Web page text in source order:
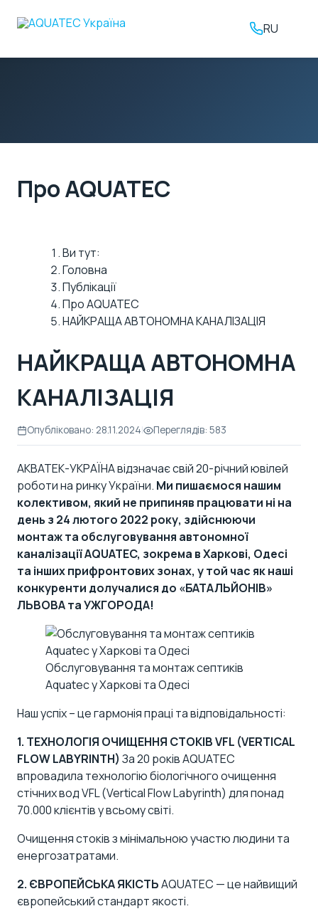
RU
Про AQUATEC
Ви тут:
Головна
Публікації
Про AQUATEC
НАЙКРАЩА АВТОНОМНА КАНАЛІЗАЦІЯ
НАЙКРАЩА АВТОНОМНА
КАНАЛІЗАЦІЯ
Опубліковано: 28.11.2024| Переглядів: 583
АКВАТЕК-УКРАЇНА відзначає свій 20-річний ювілей
роботи на ринку України. Ми пишаємося нашим
колективом, який не припиняв працювати ні на
день з 24 лютого 2022 року, здійснюючи
монтаж та обслуговування автономної
каналізації AQUATEC, зокрема в Харкові, Одесі
та інших прифронтових зонах, у той час як наші
конкуренти долучалися до «БАТАЛЬЙОНІВ»
ЛЬВОВА та УЖГОРОДА!
Обслуговування та монтаж септиків
Aquatec у Харкові та Одесі
Наш успіх – це гармонія праці та відповідальності:
1. ТЕХНОЛОГІЯ ОЧИЩЕННЯ СТОКІВ VFL (VERTICAL
FLOW LABYRINTH) За 20 років AQUATEC
впровадила технологію біологічного очищення
стічних вод VFL(Vertical Flow Labyrinth) для понад
70.000 клієнтів у всьому світі.
Очищення стоків з мінімальною участю людини та
енергозатратами.
2. ЄВРОПЕЙСЬКА ЯКІСТЬAQUATEC — це найвищий
європейський стандарт якості.